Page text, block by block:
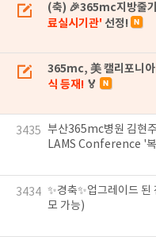
(축) 🎉365mc지방줄
료실시기관' 선정!
365mc, 美 캘리포니아
식 등재! 🏅
3435 부산365mc병원 김현
LAMS Conference '
3434 ✨경축✨업그레이드
모 가능)